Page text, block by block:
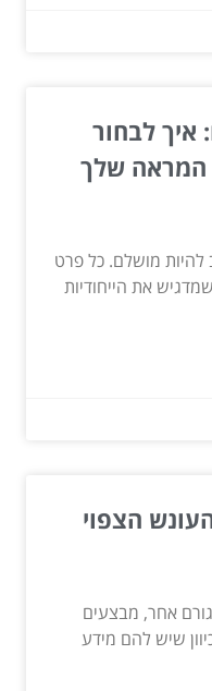
לבחור
המראה שלך
להיות מושלם. כל פרט
את הייחודיות
הצפוי
אחר, מבצעים
שיש להם מידע